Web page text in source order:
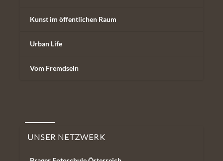
Kunst im öffentlichen Raum
Urban Life
Vom Fremdsein
Unser Netzwerk
UNSER NETZWERK